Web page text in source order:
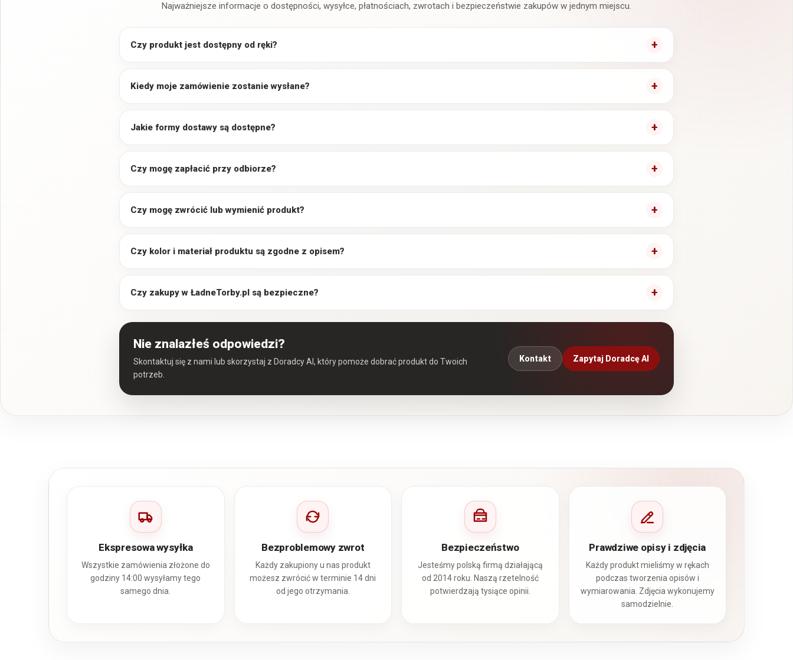
Najważniejsze informacje o dostępności, wysyłce, płatnościach, zwrotach i bezpieczeństwie zakupów w jednym miejscu.
Czy produkt jest dostępny od ręki?
Kiedy moje zamówienie zostanie wysłane?
Jakie formy dostawy są dostępne?
Czy mogę zapłacić przy odbiorze?
Czy mogę zwrócić lub wymienić produkt?
Czy kolor i materiał produktu są zgodne z opisem?
Czy zakupy w ŁadneTorby.pl są bezpieczne?
Nie znalazłeś odpowiedzi?
Skontaktuj się z nami lub skorzystaj z Doradcy AI, który pomoże dobrać produkt do Twoich
potrzeb.
Kontakt Zapytaj Doradcę AI
Ekspresowa wysyłka
Wszystkie zamówienia złożone do
godziny 14:00 wysyłamy tego
samego dnia.
Bezproblemowy zwrot
Każdy zakupiony u nas produkt
możesz zwrócić w terminie 14 dni
od jego otrzymania.
Bezpieczeństwo
Jesteśmy polską firmą działającą
od 2014 roku. Naszą rzetelność
potwierdzają tysiące opinii.
Prawdziwe opisy i zdjęcia
Każdy produkt mieliśmy w rękach
podczas tworzenia opisów i
wymiarowania. Zdjęcia wykonujemy
samodzielnie.